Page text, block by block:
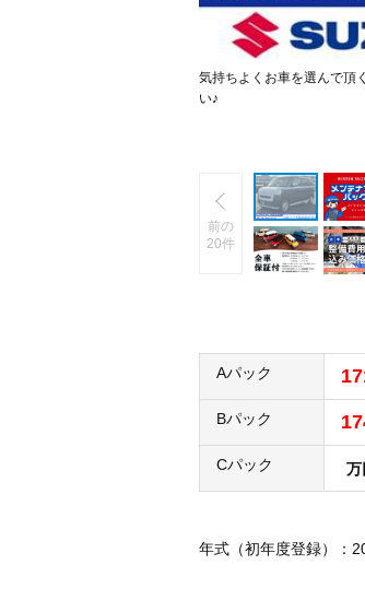
気持ちよくお車を選んで頂
い♪
前の
20件
Aパック
Bパック
Cパック 万
年式（初年度登録）：